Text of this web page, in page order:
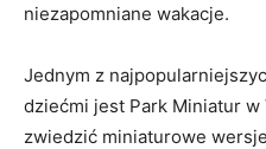
niezapomniane wakacje.
Jednym z
⁢dziećmi jest Park Miniatur
zwiedzić miniaturowe⁢